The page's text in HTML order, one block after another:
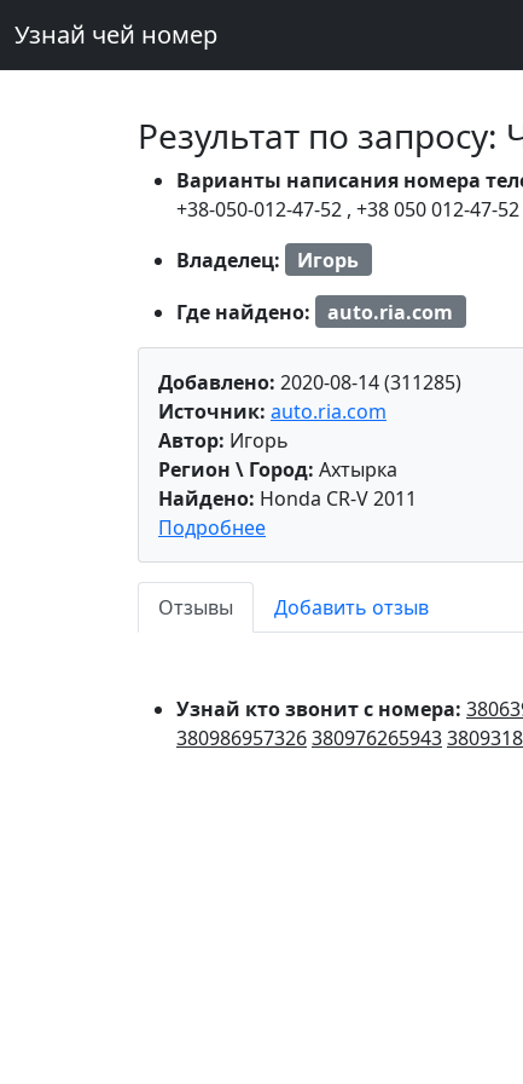
Узнай чей номер
Результат по
Варианты написания номера
+38-050-012-47-52 , +38 050 012-47-52
Владелец:
Игорь
Где найдено:
auto.ria.com
Добавлено: 2020-08-14 (311285)
Источник: auto.ria.com
Автор: Игорь
Регион \ Город: Ахтырка
Найдено: Honda CR-V 2011
Подробнее
Отзывы
Добавить отзыв
Узнай кто звонит с номера:
380986957326380976265943